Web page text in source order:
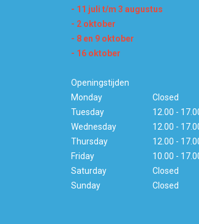
- 11 juli t/m 3 augustus
- 2 oktober
- 8 en 9 oktober
- 16 oktober
Openingstijden
Monday
Closed
Tuesday
12.00 -
Wednesday
12.00 -
Thursday
12.00 -
Friday
10.00 -
Saturday
Closed
Sunday
Closed